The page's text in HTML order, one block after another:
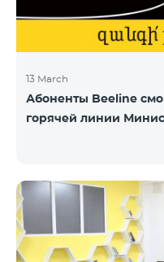
13 March
Абоненты Beeline
горячей линии